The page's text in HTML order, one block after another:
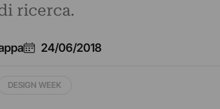
ricerca.
24/06/2018
DESIGN WEEK